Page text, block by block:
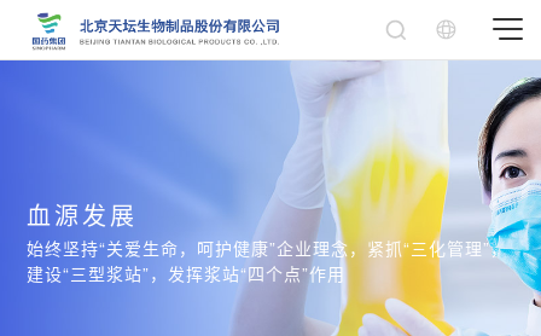
血源发展
始终坚持“关爱生命，呵护健康”企业理念，紧抓“三化管理”，
建设“三型浆站”，发挥浆站“四个点”作用